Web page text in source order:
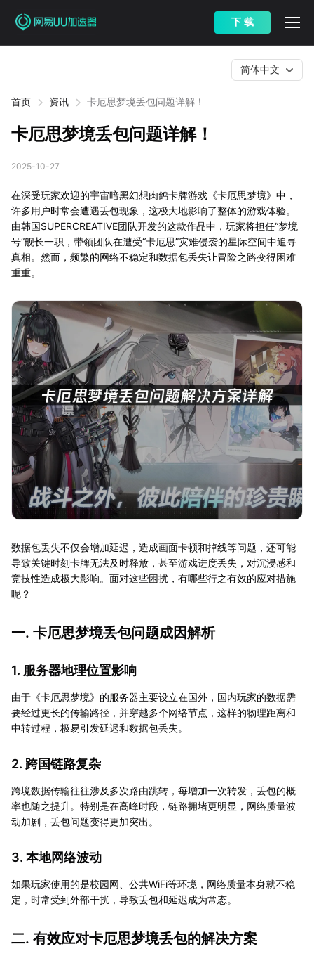
下 载
首页 资讯 卡厄思梦境丢包问题详解！
简体中文
卡厄思梦境丢包问题详解！
2025-10-27
在深受玩家欢迎的宇宙暗黑幻想肉鸽卡牌游戏《卡厄思梦境》中，
许多用户时常会遭遇丢包现象，这极大地影响了整体的游戏体验。
由韩国SUPERCREATIVE团队开发的这款作品中，玩家将担任“梦境
号”舰长一职，带领团队在遭受“卡厄思”灾难侵袭的星际空间中追寻
真相。然而，频繁的网络不稳定和数据包丢失让冒险之路变得困难
重重。
数据包丢失不仅会增加延迟，造成画面卡顿和掉线等问题，还可能
导致关键时刻卡牌无法及时释放，甚至游戏进度丢失，对沉浸感和
竞技性造成极大影响。面对这些困扰，有哪些行之有效的应对措施
呢？
一. 卡厄思梦境丢包问题成因解析
1. 服务器地理位置影响
由于《卡厄思梦境》的服务器主要设立在国外，国内玩家的数据需
要经过更长的传输路径，并穿越多个网络节点，这样的物理距离和
中转过程，极易引发延迟和数据包丢失。
2. 跨国链路复杂
跨境数据传输往往涉及多次路由跳转，每增加一次转发，丢包的概
率也随之提升。特别是在高峰时段，链路拥堵更明显，网络质量波
动加剧，丢包问题变得更加突出。
3. 本地网络波动
如果玩家使用的是校园网、公共WiFi等环境，网络质量本身就不稳
定，时常受到外部干扰，导致丢包和延迟成为常态。
二. 有效应对卡厄思梦境丢包的解决方案